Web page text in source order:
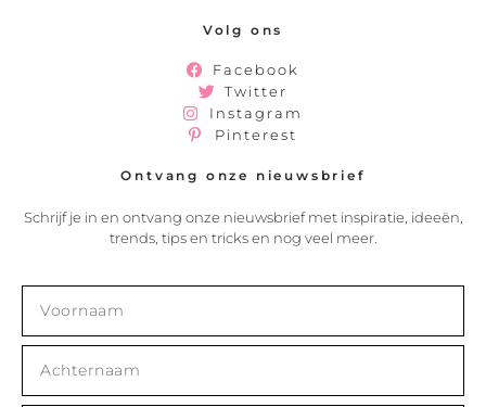
Volg ons
Facebook
Twitter
Instagram
Pinterest
Ontvang onze nieuwsbrief
Schrijf je in en ontvang onze nieuwsbrief met inspiratie, ideeën,
trends, tips en tricks en nog veel meer.